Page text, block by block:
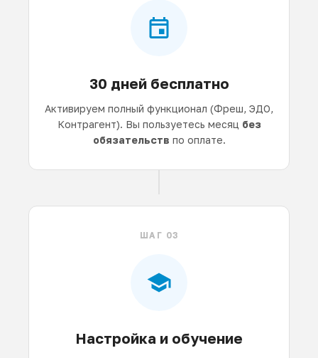
30 дней бесплатно
Активируем полный функционал (Фреш, ЭДО,
Контрагент). Вы пользуетесь месяц без
обязательств по оплате.
ШАГ 03
Настройка и обучение